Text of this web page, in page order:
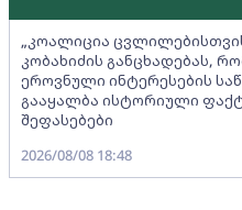
„კოალიცია
კობახიძის განცხადებას,
ეროვნული ინტერესების
გააყალბა ისტორიული
შეფასებები
2026/08/08 18:48